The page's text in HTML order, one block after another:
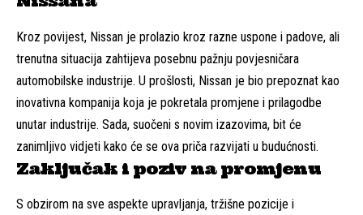
Kroz povijest, Nissan je prolazio kroz razne uspone i padove, ali
trenutna situacija zahtijeva posebnu pažnju povjesničara
automobilske industrije. U prošlosti, Nissan je bio prepoznat kao
inovativna kompanija koja je pokretala promjene i prilagodbe
unutar industrije. Sada, suočeni s novim izazovima, bit će
zanimljivo vidjeti kako će se ova priča razvijati u budućnosti.
Zaključak i poziv na promjenu
S obzirom na sve aspekte upravljanja, tržišne pozicije i